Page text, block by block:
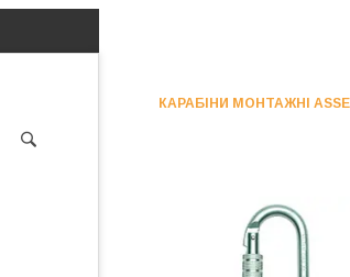
КАРАБІНИ МОНТАЖНІ